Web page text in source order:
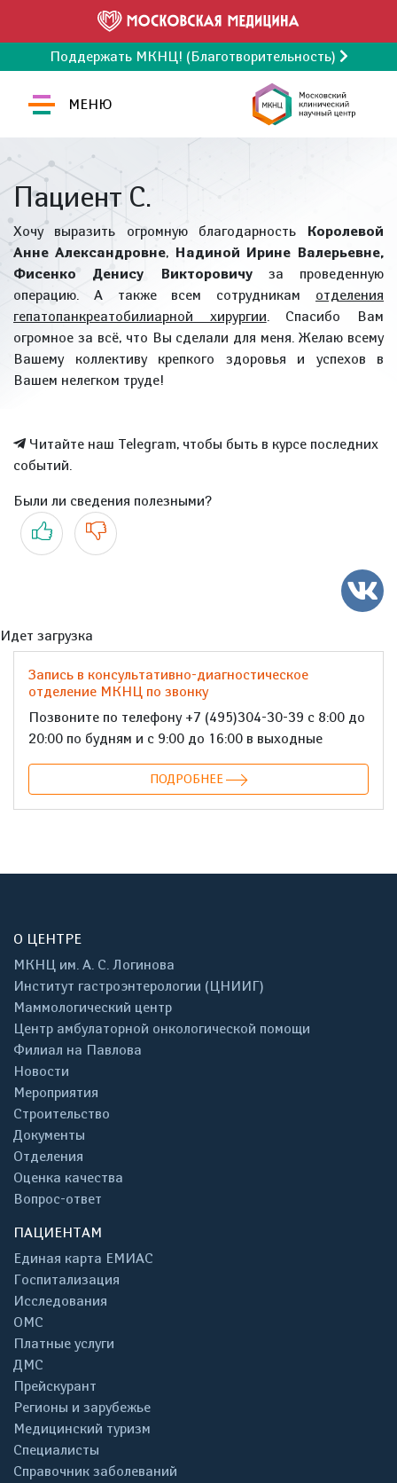
Поддержать МКНЦ! (Благотворительность)
МЕНЮ
Пациент С.
Хочу выразить огромную благодарность
Королевой
Анне Александровне, Надиной Ирине Валерьевне,
Фисенко Денису Викторовичуза проведенную
операцию. А также всем сотрудникам отделения
гепатопанкреатобилиарной хирургии. Спасибо Вам
огромное за всё, что Вы сделали для меня. Желаю всему
Вашему коллективу крепкого здоровья и успехов в
Вашем нелегком труде!
Читайте наш Telegram, чтобы быть в курсе последних
событий.
Были ли сведения полезными?
Да Нет
Идет загрузка
Запись в консультативно-диагностическое
отделение МКНЦ по звонку
Позвоните по телефону +7 (495)304-30-39 с 8:00 до
20:00 по будням и с 9:00 до 16:00 в выходные
ПОДРОБНЕЕ
О ЦЕНТРЕ
МКНЦ им. А. С. Логинова
Институт гастроэнтерологии (ЦНИИГ)
Маммологический центр
Центр амбулаторной онкологической помощи
Филиал на Павлова
Новости
Мероприятия
Строительство
Документы
Отделения
Оценка качества
Вопрос-ответ
ПАЦИЕНТАМ
Единая карта ЕМИАС
Госпитализация
Исследования
ОМС
Платные услуги
ДМС
Прейскурант
Регионы и зарубежье
Медицинский туризм
Специалисты
Справочник заболеваний